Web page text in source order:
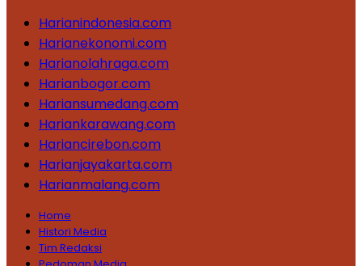
Harianindonesia.com
Harianekonomi.com
Harianolahraga.com
Harianbogor.com
Hariansumedang.com
Hariankarawang.com
Hariancirebon.com
Harianjayakarta.com
Harianmalang.com
Home
Histori Media
Tim Redaksi